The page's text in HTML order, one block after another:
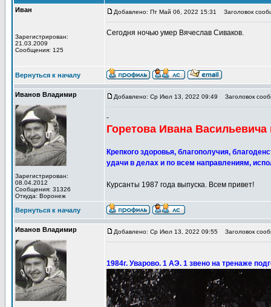
Иван
Зарегистрирован:
21.03.2009
Сообщения: 125
Добавлено: Пт Май 06, 2022 15:31 Заголовок
Сегодня ночью умер Вячеслав Сиваков.
Вернуться к началу
Иванов Владимир
Зарегистрирован:
08.04.2012
Сообщения: 31326
Откуда: Воронеж
Добавлено: Ср Июл 13, 2022 09:49 Заголовок
-
Горетова Ивана
Крепкого здоровья, благополучия,
удачи в делах и по всем направлениям,
Курсанты 1987 года выпуска. Всем привет!
Вернуться к началу
Иванов Владимир Добавлено: Ср Июл 13, 2022 09:55 Заголовок
1984г. Уварово. 1 АЭ. 1 звено на тренаже